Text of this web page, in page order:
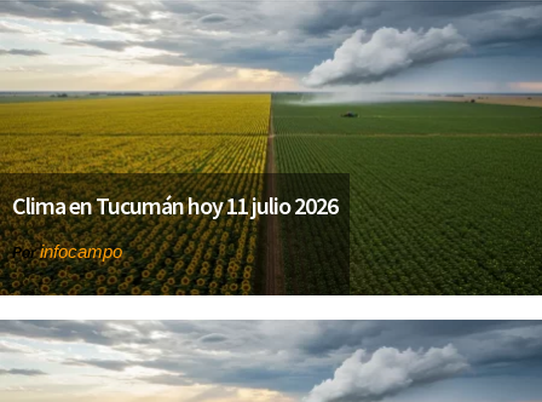
Clima en Tucumán hoy 11 julio 2026
Porinfocampo